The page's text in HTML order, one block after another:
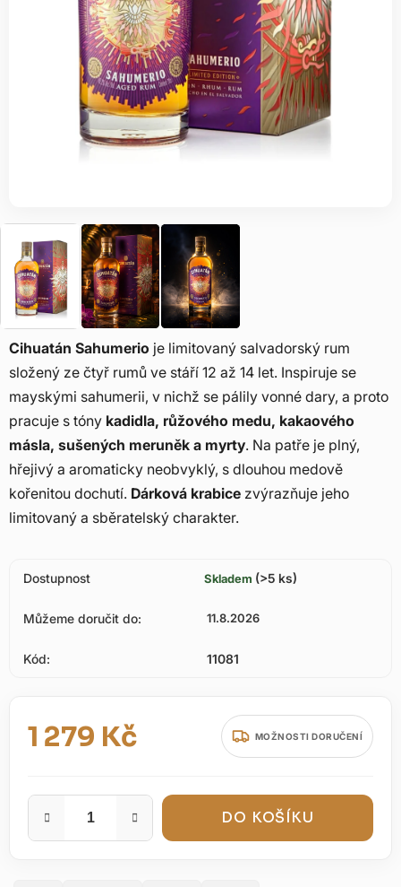
Cihuatán Sahumerio je limitovaný salvadorský rum
složený ze čtyř rumů ve stáří 12 až 14 let. Inspiruje se
mayskými sahumerii, v nichž se pálily vonné dary, a proto
pracuje s tóny kadidla, růžového medu, kakaového
másla, sušených meruněk a myrty. Na patře je plný,
hřejivý a aromaticky neobvyklý, s dlouhou medově
kořenitou dochutí. Dárková krabice zvýrazňuje jeho
limitovaný a sběratelský charakter.
Dostupnost Skladem (>5 ks)
Můžeme doručit do: 11.8.2026
Kód: 11081
1 279 Kč
Měrná cena:
MOŽNOSTI DORUČENÍ
DO KOŠÍKU